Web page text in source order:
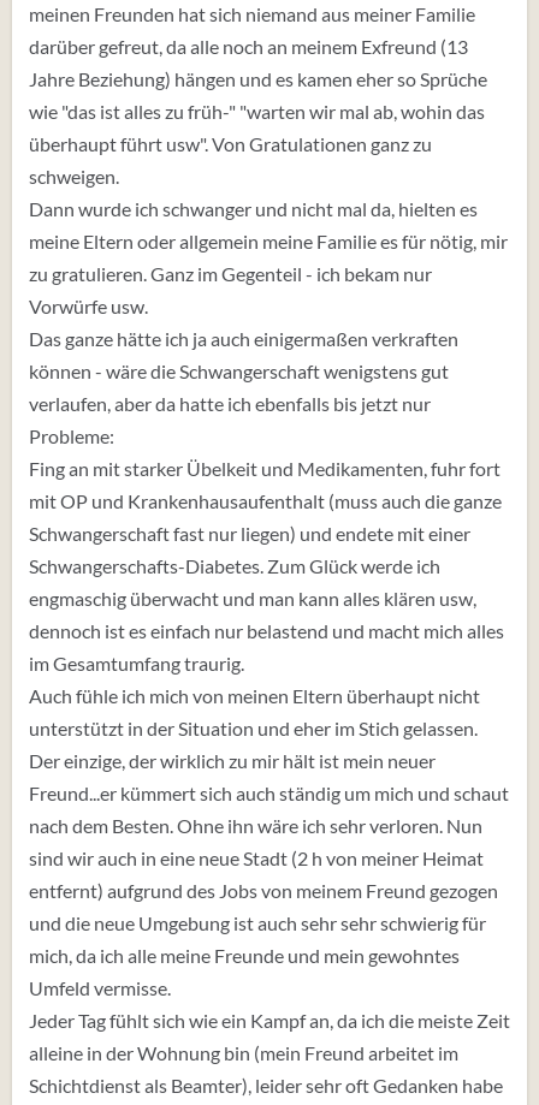
meinen Freunden hat sich niemand aus meiner Familie
darüber gefreut, da alle noch an meinem Exfreund (13
Jahre Beziehung) hängen und es kamen eher so Sprüche
wie "das ist alles zu früh-" "warten wir mal ab, wohin das
überhaupt führt usw". Von Gratulationen ganz zu
schweigen.
Dann wurde ich schwanger und nicht mal da, hielten es
meine Eltern oder allgemein meine Familie es für nötig, mir
zu gratulieren. Ganz im Gegenteil - ich bekam nur
Vorwürfe usw.
Das ganze hätte ich ja auch einigermaßen verkraften
können - wäre die Schwangerschaft wenigstens gut
verlaufen, aber da hatte ich ebenfalls bis jetzt nur
Probleme:
Fing an mit starker Übelkeit und Medikamenten, fuhr fort
mit OP und Krankenhausaufenthalt (muss auch die ganze
Schwangerschaft fast nur liegen) und endete mit einer
Schwangerschafts-Diabetes. Zum Glück werde ich
engmaschig überwacht und man kann alles klären usw,
dennoch ist es einfach nur belastend und macht mich alles
im Gesamtumfang traurig.
Auch fühle ich mich von meinen Eltern überhaupt nicht
unterstützt in der Situation und eher im Stich gelassen.
Der einzige, der wirklich zu mir hält ist mein neuer
Freund...er kümmert sich auch ständig um mich und schaut
nach dem Besten. Ohne ihn wäre ich sehr verloren. Nun
sind wir auch in eine neue Stadt (2 h von meiner Heimat
entfernt) aufgrund des Jobs von meinem Freund gezogen
und die neue Umgebung ist auch sehr sehr schwierig für
mich, da ich alle meine Freunde und mein gewohntes
Umfeld vermisse.
Jeder Tag fühlt sich wie ein Kampf an, da ich die meiste Zeit
alleine in der Wohnung bin (mein Freund arbeitet im
Schichtdienst als Beamter), leider sehr oft Gedanken habe